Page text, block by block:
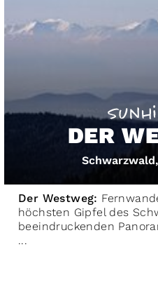
DER
Der Westweg:
höchsten Gipfel des
beeindruckenden
...